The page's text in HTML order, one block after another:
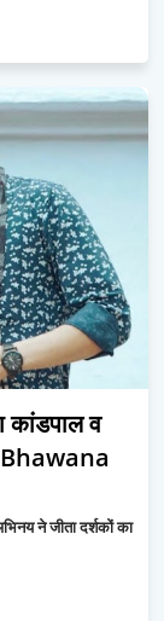
कांडपाल व
Bhawana
ने जीता दर्शकों का